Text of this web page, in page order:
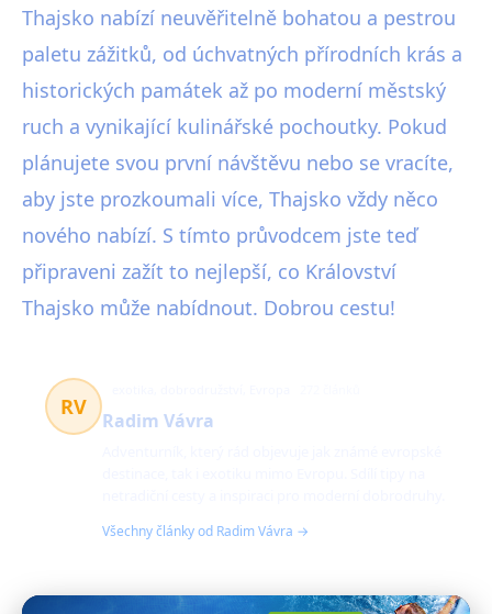
Thajsko nabízí neuvěřitelně bohatou a pestrou
paletu zážitků, od úchvatných přírodních krás a
historických památek až po moderní městský
ruch a vynikající kulinářské pochoutky. Pokud
plánujete svou první návštěvu nebo se vracíte,
aby jste prozkoumali více, Thajsko vždy něco
nového nabízí. S tímto průvodcem jste teď
připraveni zažít to nejlepší, co Království
Thajsko může nabídnout. Dobrou cestu!
RV
Radim Vávra
Všechny články od Radim Vávra →